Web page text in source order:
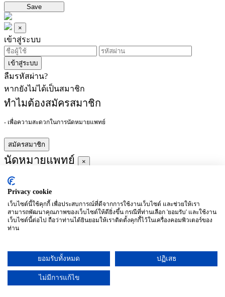
Save
×
เข้าสู่ระบบ
เข้าสู่ระบบ
ลืมรหัสผ่าน?
หากยังไม่ได้เป็นสมาชิก
ทำไมต้องสมัครสมาชิก
- เพื่อความสะดวกในการนัดหมายแพทย์
สมัครสมาชิก
นัดหมายแพทย์ ×
ผู้ชำนาญการ
ประจำ :
อาทิตย์
จันทร์
(27/09)
อังคาร
(28/09)
พุธ
พฤหัสบดี
ศุกร์
เสาร์
Privacy cookie
เว็บไซต์นี้ใช้คุกกี้ เพื่อประสบการณ์ที่ดีจากการใช้งานเว็บไซต์ และช่วยให้เรา
สามารถพัฒนาคุณภาพของเว็บไซต์ให้ดียิ่งขึ้น กรณีที่ท่านเลือก 'ยอมรับ' และใช้งาน
เว็บไซต์นี้ต่อไป ถือว่าท่านได้ยินยอมให้เราติดตั้งคุกกี้ไว้ในเครื่องคอมพิวเตอร์ของ
ท่าน
ยอมรับทั้งหมด ปฏิเสธ
ไม่มีการแก้ไข